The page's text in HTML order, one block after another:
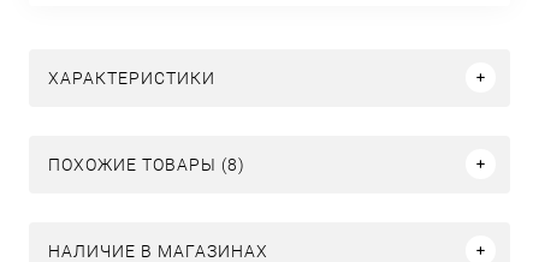
ХАРАКТЕРИСТИКИ
ПОХОЖИЕ ТОВАРЫ (8)
НАЛИЧИЕ В МАГАЗИНАХ